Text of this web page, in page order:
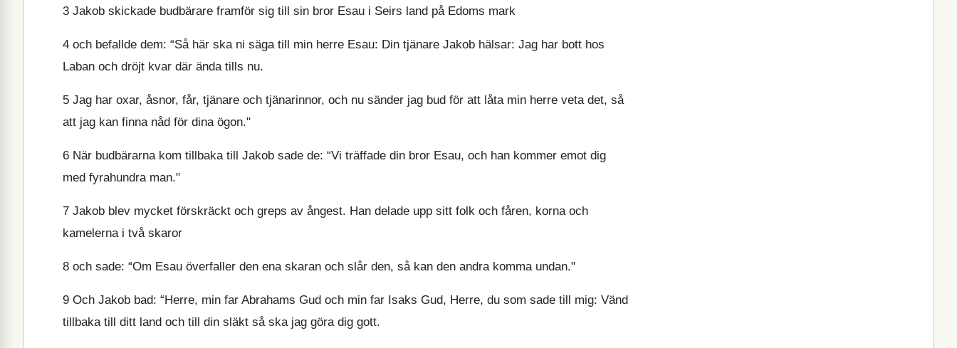
3 Jakob skickade budbärare framför sig till sin bror Esau i Seirs land på Edoms mark
4 och befallde dem: “Så här ska ni säga till min herre Esau: Din tjänare Jakob hälsar: Jag har bott hos
Laban och dröjt kvar där ända tills nu.
5 Jag har oxar, åsnor, får, tjänare och tjänarinnor, och nu sänder jag bud för att låta min herre veta det, så
att jag kan finna nåd för dina ögon."
6 När budbärarna kom tillbaka till Jakob sade de: “Vi träffade din bror Esau, och han kommer emot dig
med fyrahundra man."
7 Jakob blev mycket förskräckt och greps av ångest. Han delade upp sitt folk och fåren, korna och
kamelerna i två skaror
8 och sade: “Om Esau överfaller den ena skaran och slår den, så kan den andra komma undan."
9 Och Jakob bad: “Herre, min far Abrahams Gud och min far Isaks Gud, Herre, du som sade till mig: Vänd
tillbaka till ditt land och till din släkt så ska jag göra dig gott.